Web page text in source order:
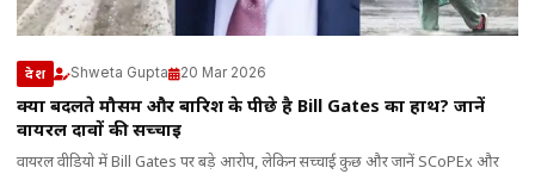
देश Shweta Gupta 20 Mar 2026
क्या बदलते मौसम और बारिश के पीछे है Bill Gates का हाथ? जानें
वायरल दावों की सच्चाई
वायरल वीडियो में Bill Gates पर बड़े आरोप, लेकिन सच्चाई कुछ और जानें SCoPEx और